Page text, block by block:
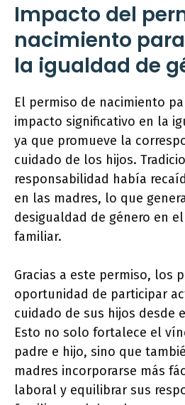
Impacto del
nacimiento
la igualdad de
El permiso de nacimiento
impacto significativo en la
ya que promueve la
cuidado de los hijos.
responsabilidad había
en las madres, lo que
desigualdad de género en
familiar.
Gracias a este permiso, los
oportunidad de participar
cuidado de sus hijos desde
Esto no solo fortalece el
padre e hijo, sino que
madres incorporarse más
laboral y equilibrar sus